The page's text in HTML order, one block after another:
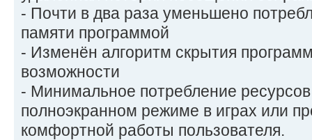
- Почти в два раза уменьшено
памяти программой
- Изменён алгоритм скрытия
возможности
- Минимальное потребление
полноэкранном режиме в играх или
комфортной работы пользователя.